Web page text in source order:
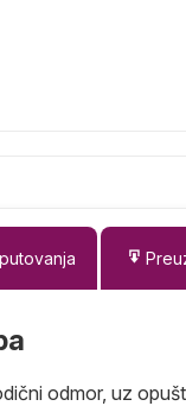
odmor, uz